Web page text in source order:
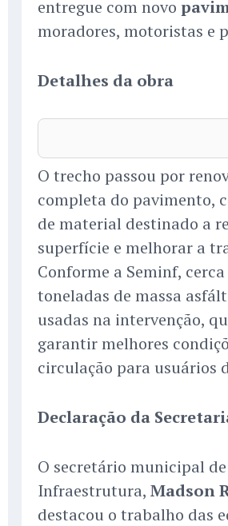
entregue com novo
moradores, motoristas e
Detalhes da obra
O trecho passou por
completa do pavimento,
de material destinado a
superfície e melhorar a
Conforme a Seminf, cerca
toneladas de massa
usadas na intervenção,
garantir melhores
circulação para usuários
Declaração da
O secretário municipal de
Infraestrutura, Madson
destacou o trabalho das